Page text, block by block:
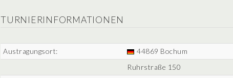
TURNIERINFORMATIONEN
Austragungsort:
44869 Bochum
Ruhrstraße 150